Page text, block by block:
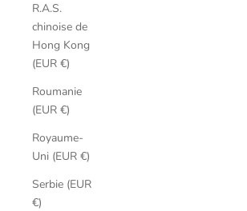
R.A.S.
chinoise de
Hong Kong
(EUR €)
Roumanie
(EUR €)
Royaume-
Uni (EUR €)
Serbie (EUR
€)